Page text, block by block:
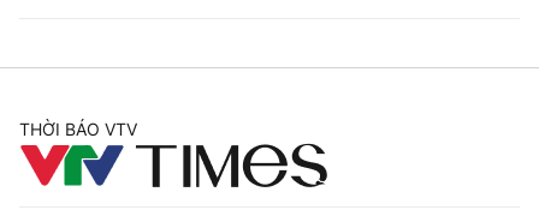
THỜI BÁO VTV